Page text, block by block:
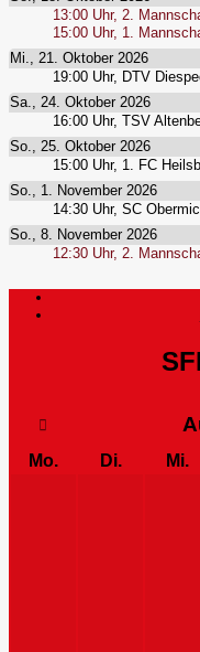
13:00 Uhr, 2.
15:00 Uhr, 1.
Mi., 21. Oktober 2026
19:00 Uhr, DTV
Sa., 24. Oktober 2026
16:00 Uhr, TSV
So., 25. Oktober 2026
15:00 Uhr, 1. FC
So., 1. November 2026
14:30 Uhr, SC
So., 8. November 2026
12:30 Uhr, 2.
Mo. Di. Mi.